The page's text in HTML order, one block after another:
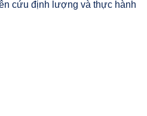
cứu định lượng và thực hành